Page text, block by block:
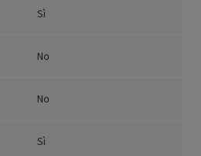
Sì
No
No
Sì